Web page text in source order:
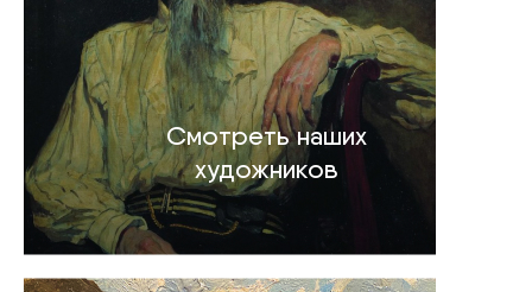
Смотреть наших
художников